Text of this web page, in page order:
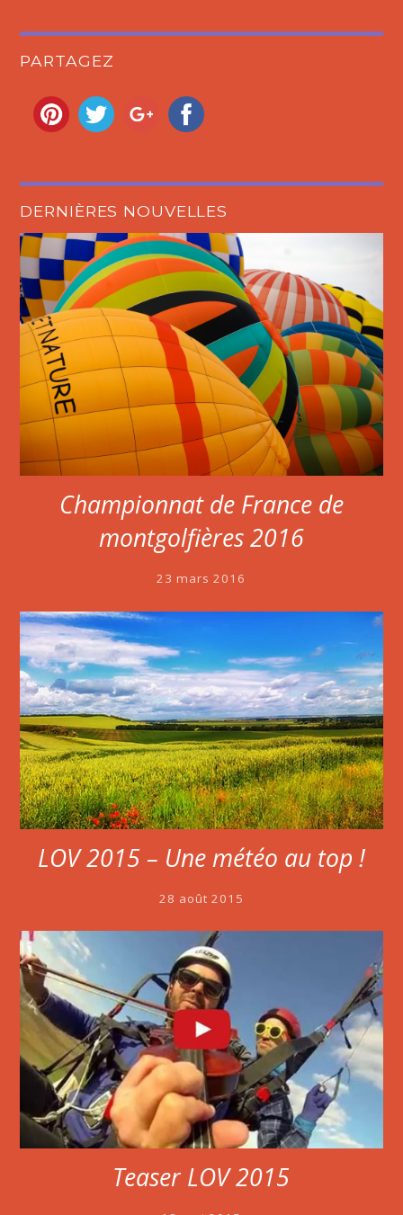
PARTAGEZ
DERNIÈRES NOUVELLES
Championnat de France de
montgolfières 2016
23 mars 2016
LOV 2015 – Une météo au top !
28 août 2015
Teaser LOV 2015